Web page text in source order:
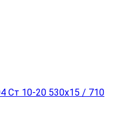
Ст 10-20 530x15 / 710